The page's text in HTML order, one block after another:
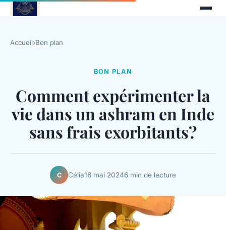
Accueil›Bon plan
BON PLAN
Comment expérimenter la
vie dans un ashram en Inde
sans frais exorbitants?
C Célia18 mai 20246 min de lecture